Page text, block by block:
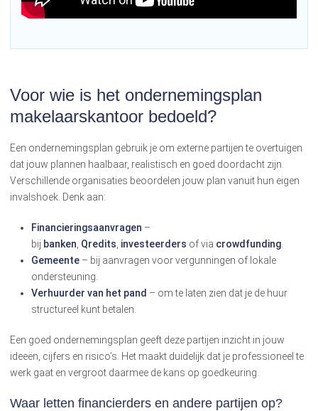
Voor wie is het ondernemingsplan
makelaarskantoor bedoeld?
Een ondernemingsplan gebruik je om externe partijen te overtuigen
dat jouw plannen haalbaar, realistisch en goed doordacht zijn.
Verschillende organisaties beoordelen jouw plan vanuit hun eigen
invalshoek. Denk aan:
Financieringsaanvragen –
bij banken Qredits investeerders of via crowdfunding
Gemeente – bij aanvragen voor vergunningen of lokale
ondersteuning.
Verhuurder van het pand – om te laten zien dat je de huur
structureel kunt betalen.
Een goed ondernemingsplan geeft deze partijen inzicht in jouw
ideeën, cijfers en risico’s. Het maakt duidelijk dat je professioneel te
werk gaat en vergroot daarmee de kans op goedkeuring.
Waar letten financierders en andere partijen op?